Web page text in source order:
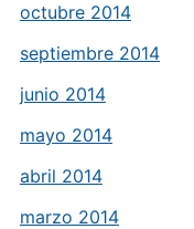
octubre 2014
septiembre 2014
junio 2014
mayo 2014
abril 2014
marzo 2014